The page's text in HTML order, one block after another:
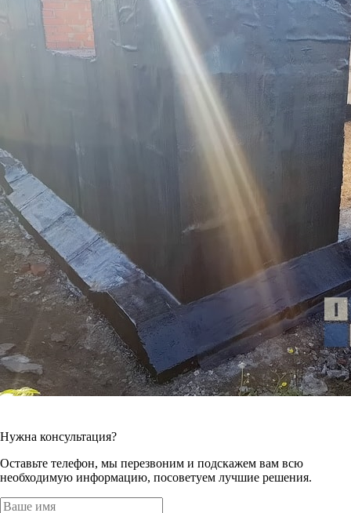
Нужна консультация?
Оставьте телефон, мы перезвоним и подскажем вам всю
необходимую информацию, посоветуем лучшие решения.